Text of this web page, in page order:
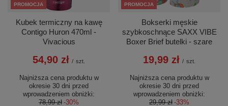
PROMOCJA
Kubek termiczny na kawę
Contigo Huron 470ml -
Vivacious
54,90 zł / szt.
Najniższa cena produktu w
okresie 30 dni przed
wprowadzeniem obniżki:
78,99 zł -30%
PROMOCJA
Bokserki męskie
szybkoschnące SAXX VIBE
Boxer Brief butelki - szare
19,99 zł / szt.
Najniższa cena produktu w
okresie 30 dni przed
wprowadzeniem obniżki:
29,99 zł -33%